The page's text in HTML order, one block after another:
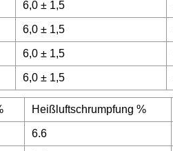
6,0 ± 1,5
6,0 ± 1,5
6,0 ± 1,5
6,0 ± 1,5
Heißluftschrumpfung %
6.6